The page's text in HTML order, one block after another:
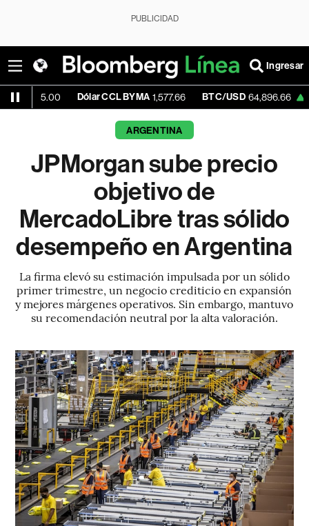
PUBLICIDAD
Ingresar
Dólar CCL BYMA 1,577.66 BTC/USD 64,896.66 +0.78%
ARGENTINA
JPMorgan sube precio
objetivo de
MercadoLibre tras sólido
desempeño en Argentina
La firma elevó su estimación impulsada por un sólido
primer trimestre, un negocio crediticio en expansión
y mejores márgenes operativos. Sin embargo, mantuvo
su recomendación neutral por la alta valoración.